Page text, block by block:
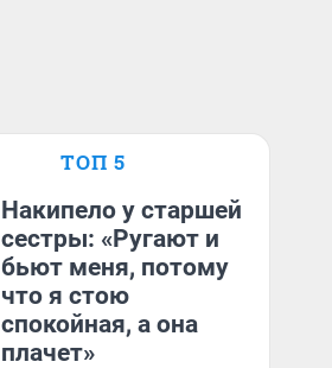
ТОП 5
Накипело у старшей
сестры: «Ругают и
бьют меня, потому
что я стою
спокойная, а она
плачет»